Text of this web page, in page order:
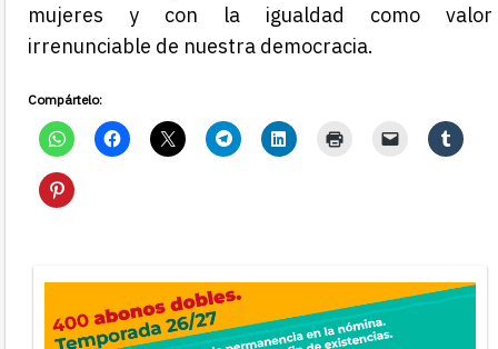
mujeres y con la igualdad como valor
irrenunciable de nuestra democracia.
Compártelo: